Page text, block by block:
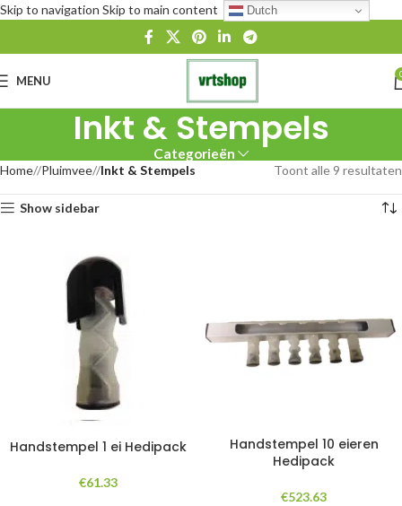
Skip to navigation Skip to main content
MENU
Inkt & Stempels
Categorieën
Home/ Pluimvee/ Inkt & Stempels Toont alle 9 resultaten
Show sidebar
Handstempel 1 ei Hedipack
€61.33
Handstempel 10 eieren
Hedipack
€523.63
Dutch